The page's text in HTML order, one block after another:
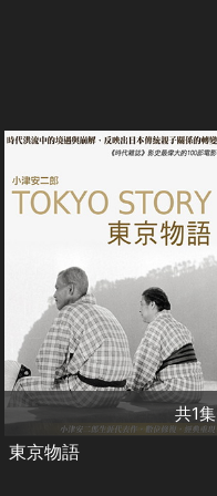
共1集
演員
笠智眾 東山千栄子
類別
劇情 經典 日本 共1集
東京物語